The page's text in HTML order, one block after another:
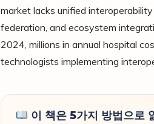
market lacks unified
federation, and ecosystem
2024, millions in annual hospital
technologists implementing
이 책은 5가지 방법으로